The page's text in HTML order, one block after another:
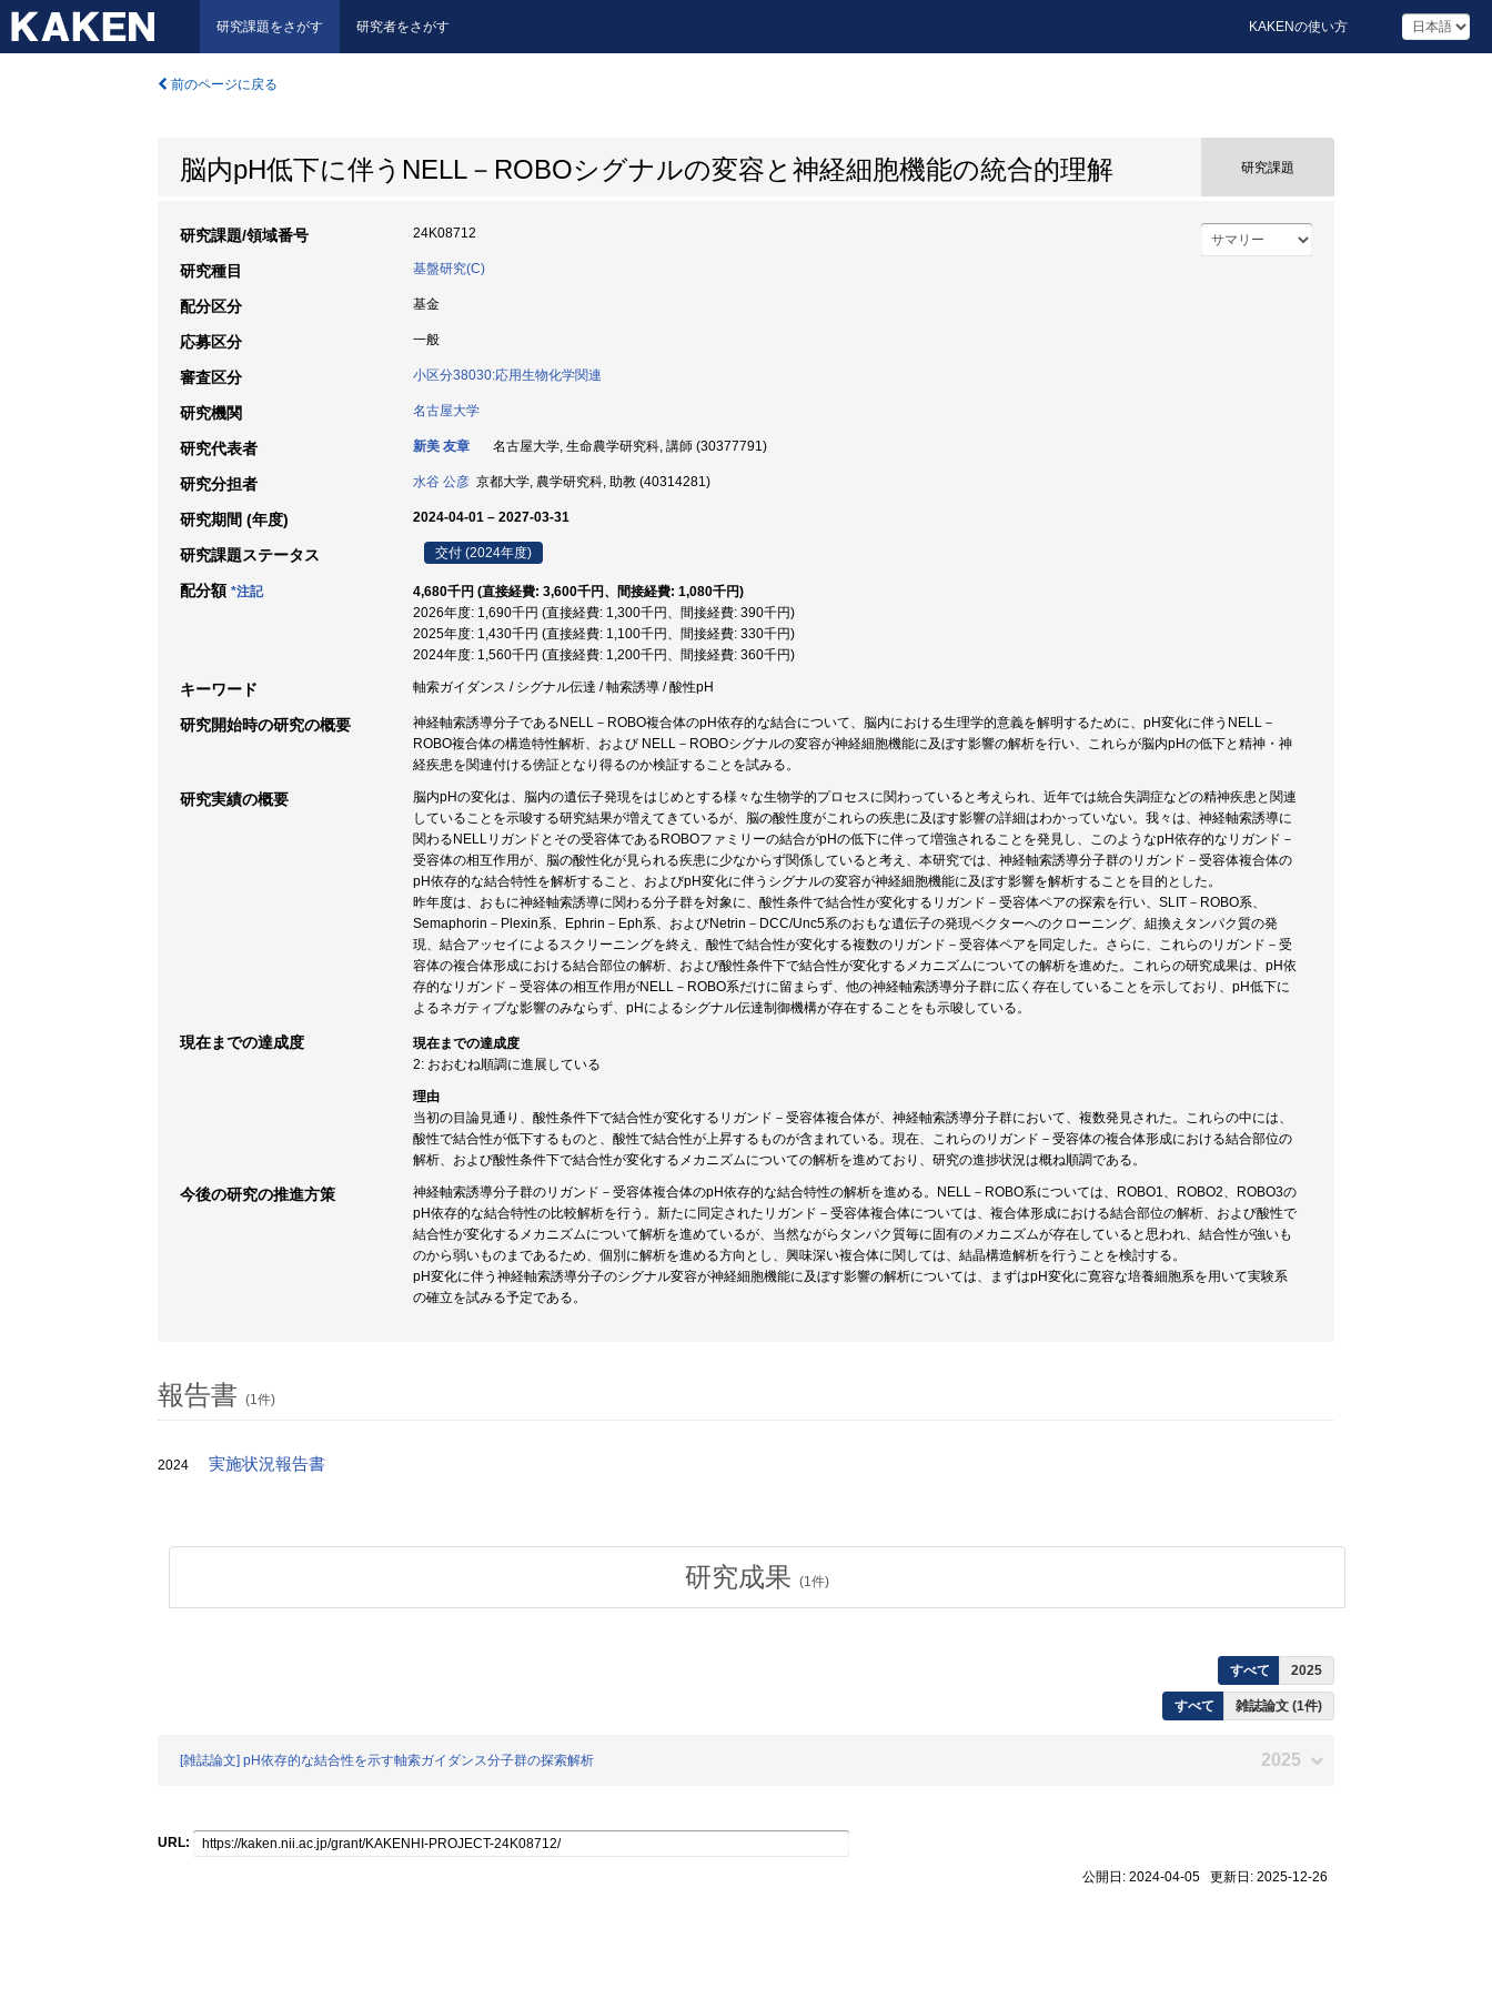
研究課題をさがす 研究者をさがす KAKENの使い方
前のページに戻る
脳内pH低下に伴うNELL－ROBOシグナルの変容と神経細胞機能の統合的理解 研究課題
研究課題/領域番号 24K08712
研究種目 基盤研究(C)
配分区分 基金
応募区分 一般
審査区分 小区分38030:応用生物化学関連
研究機関 名古屋大学
研究代表者 新美 友章 名古屋大学, 生命農学研究科, 講師 (30377791)
研究分担者 水谷 公彦 京都大学, 農学研究科, 助教 (40314281)
研究期間 (年度) 2024-04-01 – 2027-03-31
研究課題ステータス 交付 (2024年度)
配分額 *注記
4,680千円 (直接経費: 3,600千円、間接経費: 1,080千円)
2026年度: 1,690千円 (直接経費: 1,300千円、間接経費: 390千円)
2025年度: 1,430千円 (直接経費: 1,100千円、間接経費: 330千円)
2024年度: 1,560千円 (直接経費: 1,200千円、間接経費: 360千円)
キーワード 軸索ガイダンス / シグナル伝達 / 軸索誘導 / 酸性pH
研究開始時の研究の概要
神経軸索誘導分子であるNELL－ROBO複合体のpH依存的な結合について、脳内における生理学的意義を解明するために、pH変化に伴うNELL－
ROBO複合体の構造特性解析、および NELL－ROBOシグナルの変容が神経細胞機能に及ぼす影響の解析を行い、これらが脳内pHの低下と精神・神
経疾患を関連付ける傍証となり得るのか検証することを試みる。
研究実績の概要
脳内pHの変化は、脳内の遺伝子発現をはじめとする様々な生物学的プロセスに関わっていると考えられ、近年では統合失調症などの精神疾患と関連
していることを示唆する研究結果が増えてきているが、脳の酸性度がこれらの疾患に及ぼす影響の詳細はわかっていない。我々は、神経軸索誘導に
関わるNELLリガンドとその受容体であるROBOファミリーの結合がpHの低下に伴って増強されることを発見し、このようなpH依存的なリガンド－
受容体の相互作用が、脳の酸性化が見られる疾患に少なからず関係していると考え、本研究では、神経軸索誘導分子群のリガンド－受容体複合体の
pH依存的な結合特性を解析すること、およびpH変化に伴うシグナルの変容が神経細胞機能に及ぼす影響を解析することを目的とした。
昨年度は、おもに神経軸索誘導に関わる分子群を対象に、酸性条件で結合性が変化するリガンド－受容体ペアの探索を行い、SLIT－ROBO系、
Semaphorin－Plexin系、Ephrin－Eph系、およびNetrin－DCC/Unc5系のおもな遺伝子の発現ベクターへのクローニング、組換えタンパク質の発
現、結合アッセイによるスクリーニングを終え、酸性で結合性が変化する複数のリガンド－受容体ペアを同定した。さらに、これらのリガンド－受
容体の複合体形成における結合部位の解析、および酸性条件下で結合性が変化するメカニズムについての解析を進めた。これらの研究成果は、pH依
存的なリガンド－受容体の相互作用がNELL－ROBO系だけに留まらず、他の神経軸索誘導分子群に広く存在していることを示しており、pH低下に
よるネガティブな影響のみならず、pHによるシグナル伝達制御機構が存在することをも示唆している。
現在までの達成度
現在までの達成度
2: おおむね順調に進展している
理由
当初の目論見通り、酸性条件下で結合性が変化するリガンド－受容体複合体が、神経軸索誘導分子群において、複数発見された。これらの中には、
酸性で結合性が低下するものと、酸性で結合性が上昇するものが含まれている。現在、これらのリガンド－受容体の複合体形成における結合部位の
解析、および酸性条件下で結合性が変化するメカニズムについての解析を進めており、研究の進捗状況は概ね順調である。
今後の研究の推進方策
神経軸索誘導分子群のリガンド－受容体複合体のpH依存的な結合特性の解析を進める。NELL－ROBO系については、ROBO1、ROBO2、ROBO3の
pH依存的な結合特性の比較解析を行う。新たに同定されたリガンド－受容体複合体については、複合体形成における結合部位の解析、および酸性で
結合性が変化するメカニズムについて解析を進めているが、当然ながらタンパク質毎に固有のメカニズムが存在していると思われ、結合性が強いも
のから弱いものまであるため、個別に解析を進める方向とし、興味深い複合体に関しては、結晶構造解析を行うことを検討する。
pH変化に伴う神経軸索誘導分子のシグナル変容が神経細胞機能に及ぼす影響の解析については、まずはpH変化に寛容な培養細胞系を用いて実験系
の確立を試みる予定である。
報告書 (1件)
2024 実施状況報告書
研究成果 (1件)
すべて 2025
すべて 雑誌論文 (1件)
[雑誌論文] pH依存的な結合性を示す軸索ガイダンス分子群の探索解析 2025
URL:
公開日: 2024-04-05 更新日: 2025-12-26